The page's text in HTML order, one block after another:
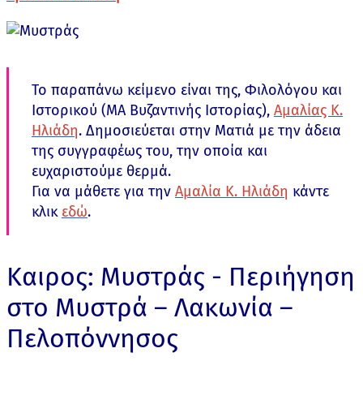
Το παραπάνω κείμενο είναι της, Φιλολόγου και
Ιστορικού (ΜΑ Βυζαντινής Ιστορίας), Αμαλίας Κ.
Ηλιάδη. Δημοσιεύεται στην Ματιά με την άδεια
της συγγραφέως του, την οποία και
ευχαριστούμε θερμά.
Για να μάθετε για την Αμαλία Κ. Ηλιάδη κάντε
κλικ εδώ.
Καιρος: Μυστράς - Περιήγηση
στο Μυστρά – Λακωνία –
Πελοπόννησος